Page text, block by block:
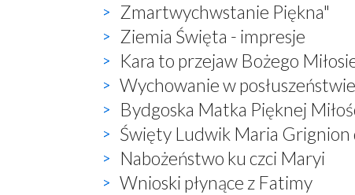
Zmartwychwstanie Piękna"
Ziemia Święta - impresje
Kara to przejaw Bożego
Wychowanie w posłuszeństwie
Bydgoska Matka Pięknej
Święty Ludwik Maria
Nabożeństwo ku czci Maryi
Wnioski płynące z Fatimy